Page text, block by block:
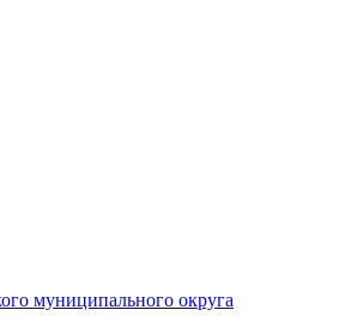
муниципального округа